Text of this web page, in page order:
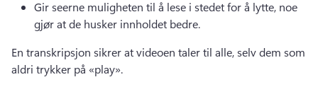
Gir seerne muligheten til å lese i stedet for å lytte, noe
gjør at de husker innholdet bedre.
En transkripsjon sikrer at videoen taler til alle, selv dem som
aldri trykker på «play».